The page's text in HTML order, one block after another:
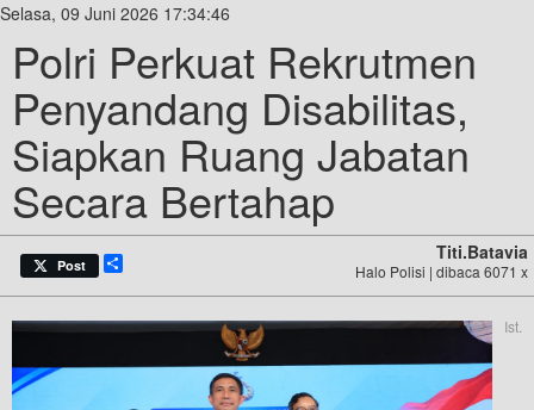
Selasa, 09 Juni 2026 17:34:46
Polri Perkuat Rekrutmen
Penyandang Disabilitas,
Siapkan Ruang Jabatan
Secara Bertahap
Post
Titi.batavia
Halo Polisi | dibaca 6071 x
Ist.